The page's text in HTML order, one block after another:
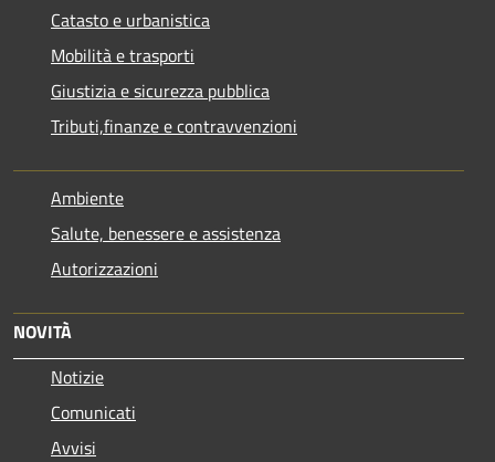
Catasto e urbanistica
Mobilità e trasporti
Giustizia e sicurezza pubblica
Tributi,finanze e contravvenzioni
Ambiente
Salute, benessere e assistenza
Autorizzazioni
NOVITÀ
Notizie
Comunicati
Avvisi